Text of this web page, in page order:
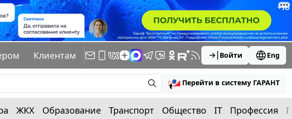
Клиентам Войти Eng
Перейти в систему ГАРАНТ
ЖКХ Образование Транспорт Общество IT Профессия